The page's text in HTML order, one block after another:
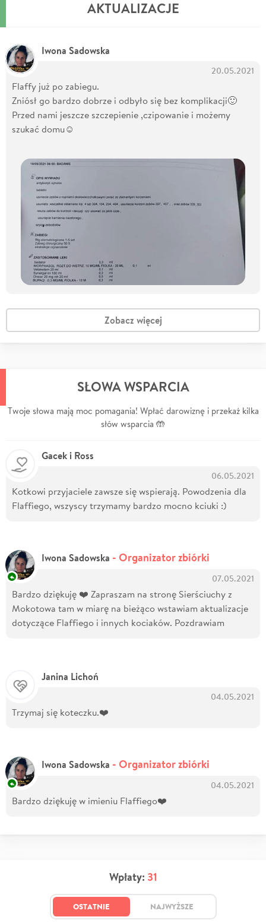
AKTUALIZACJE
Iwona Sadowska
20.05.2021
Flaffy już po zabiegu.
Zniósł go bardzo dobrze i odbyło się bez komplikacji🙂
Przed nami jeszcze szczepienie ,czipowanie i możemy
szukać domu☺️
Zobacz więcej
SŁOWA WSPARCIA
Twoje słowa mają moc pomagania! Wpłać darowiznę i przekaż kilka
słów wsparcia 🤲
Gacek i Ross
06.05.2021
Kotkowi przyjaciele zawsze się wspierają. Powodzenia dla
Flaffiego, wszyscy trzymamy bardzo mocno kciuki :)
Iwona Sadowska - Organizator zbiórki
07.05.2021
Bardzo dziękuję ❤️ Zapraszam na stronę Sierściuchy z
Mokotowa tam w miarę na bieżąco wstawiam aktualizacje
dotyczące Flaffiego i innych kociaków. Pozdrawiam
Janina Lichoń
04.05.2021
Trzymaj się koteczku.❤️
Iwona Sadowska - Organizator zbiórki
04.05.2021
Bardzo dziękuję w imieniu Flaffiego❤️
Wpłaty: 31
OSTATNIE NAJWYŻSZE